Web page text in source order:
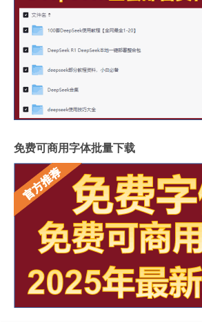
免费可商用字体批量下载